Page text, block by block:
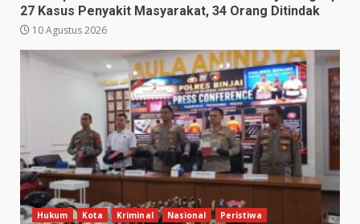
27 Kasus Penyakit Masyarakat, 34 Orang Ditindak
10 Agustus 2026
Hukum Kota Kriminal Nasional Peristiwa